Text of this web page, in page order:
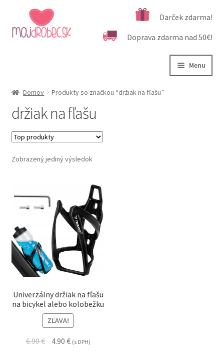
Preskočiť
na
navigáciu
Preskočiť
na
obsah
Darček zdarma!
Doprava zdarma nad 50€!
Menu
Podľa veku
Kategórie produktov
Dôležité informácie
Domov Produkty so značkou “držiak na fľašu”
držiak na fľašu
Zobrazený jediný výsledok
Univerzálny držiak na fľašu
na bicykel alebo kolobežku
ZĽAVA!
6.90€ 4.90 € (s DPH)